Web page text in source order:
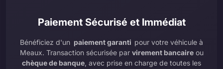
Paiement Sécurisé et Immédiat
Bénéficiez d'un paiement garanti pour votre véhicule à
Meaux. Transaction sécurisée par virement bancaireou
chèque de banque, avec prise en charge de toutes les